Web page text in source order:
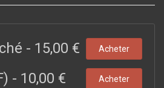
- 15,00 € Acheter
- 10,00 € Acheter